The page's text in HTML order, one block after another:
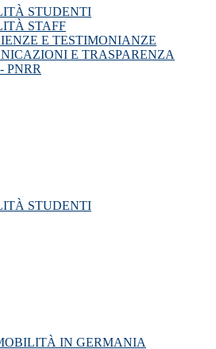
STUDENTI
STAFF
E TESTIMONIANZE
E TRASPARENZA
PNRR
STUDENTI
IN GERMANIA